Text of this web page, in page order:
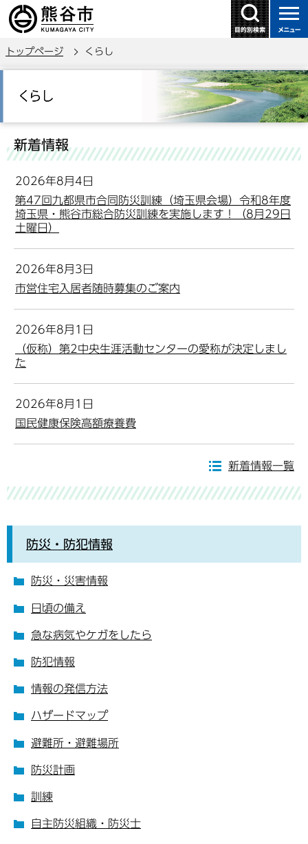
の
で
す
トップページ くらし
か 新着情報
2026年8月4日
第47回九都県市合同防災訓練（埼玉県会場）令和8年度
埼玉県・熊谷市総合防災訓練を実施します！（8月29日
土曜日）
2026年8月3日
市営住宅入居者随時募集のご案内
2026年8月1日
（仮称）第2中央生涯活動センターの愛称が決定しまし
た
2026年8月1日
国民健康保険高額療養費
新着情報一覧
防災・防犯情報
防災・災害情報
日頃の備え
急な病気やケガをしたら
防犯情報
情報の発信方法
ハザードマップ
避難所・避難場所
防災計画
訓練
自主防災組織・防災士